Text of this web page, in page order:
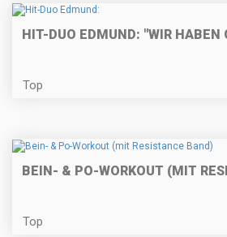
HIT-DUO EDMUND: "WIR HABEN
Top
BEIN- & PO-WORKOUT (MIT
Top